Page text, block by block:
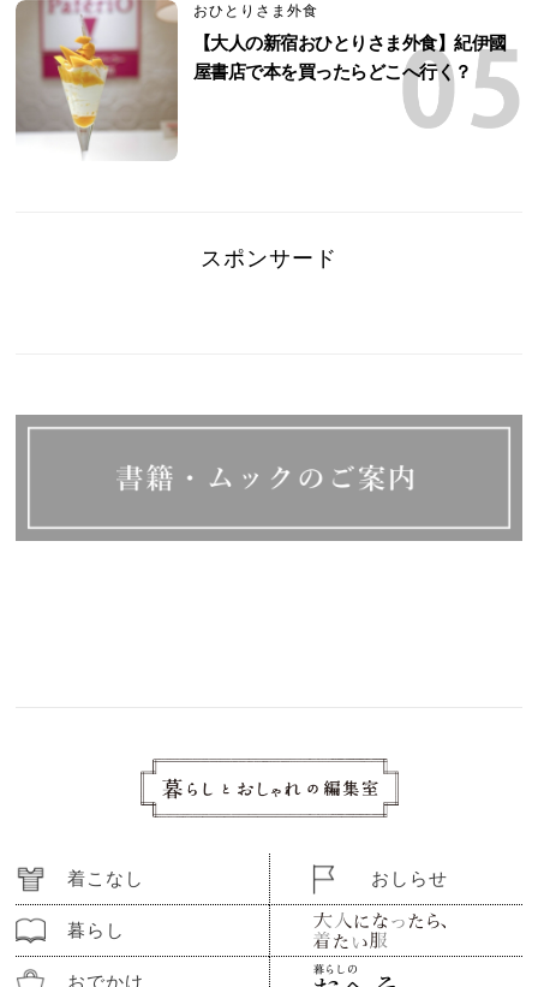
おひとりさま外食
【大人の新宿おひとりさま外食】紀伊國
屋書店で本を買ったらどこへ行く？
スポンサード
着こなし
暮らし
おでかけ
おしらせ